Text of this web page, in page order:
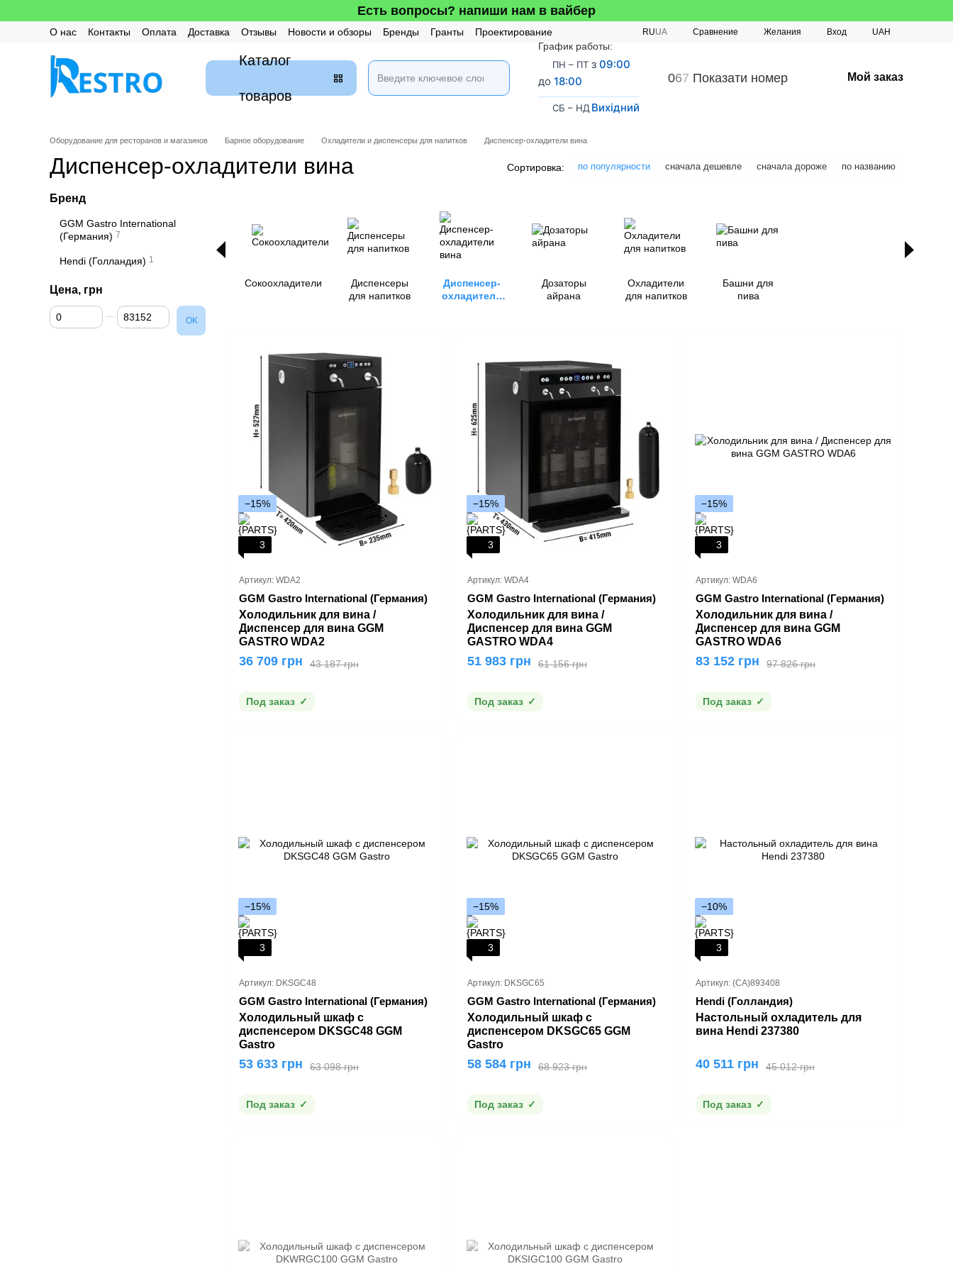
Есть вопросы? напиши нам в вайбер
О нас Контакты Оплата Доставка Отзывы Новости и обзоры Бренды Гранты
Проектирование
RUUA Сравнение Желания Вход UAH
Каталог
товаров
График работы:
ПН – ПТ з 09:00
до 18:00
СБ – НД Вихідний
067 Показати номер Мой заказ
Оборудование для ресторанов и магазинов Барное оборудование Охладители и диспенсеры для напитков Диспенсер-охладители вина
Диспенсер-охладители вина Сортировка: по популярности сначала дешевле сначала дороже по названию
Сокоохладители
Диспенсеры
для напитков
Диспенсер-
охладители
Дозаторы
айрана
Охладители
для напитков
Башни для
пива
−15%
3
Артикул: WDA2
GGM Gastro International (Германия)
Холодильник для вина /
Диспенсер для вина GGM
GASTRO WDA2
43 187 грн
36 709 грн
Под заказ
−15%
3
Артикул: WDA4
GGM Gastro International (Германия)
Холодильник для вина /
Диспенсер для вина GGM
GASTRO WDA4
61 156 грн
51 983 грн
Под заказ
−15%
3
Артикул: WDA6
GGM Gastro International (Германия)
Холодильник для вина /
Диспенсер для вина GGM
GASTRO WDA6
97 826 грн
83 152 грн
Под заказ
−15%
3
Артикул: DKSGC48
GGM Gastro International (Германия)
Холодильный шкаф с
диспенсером DKSGC48 GGM
Gastro
63 098 грн
53 633 грн
Под заказ
−15%
3
Артикул: DKSGC65
GGM Gastro International (Германия)
Холодильный шкаф с
диспенсером DKSGC65 GGM
Gastro
68 923 грн
58 584 грн
Под заказ
−10%
3
Артикул: (CA)893408
Hendi (Голландия)
Настольный охладитель для
вина Hendi 237380
45 012 грн
40 511 грн
Под заказ
Бренд
GGM Gastro International
(Германия) 7
Hendi (Голландия) 1
Цена, грн
От Цена, грн
До Цена, грн
OK